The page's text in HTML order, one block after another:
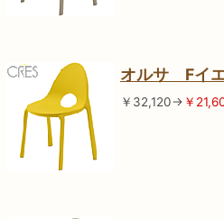
オルサ Fイ
￥32,120→ ￥